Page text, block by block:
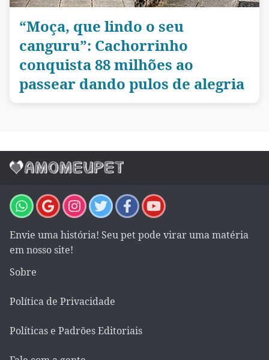
“Moça, que lindo o seu
canguru”: Cachorrinho
conquista 88 milhões ao
passear dando pulos de alegria
Envie uma história! Seu pet pode virar uma matéria
em nosso site!
Sobre
Política de Privacidade
Políticas e Padrões Editoriais